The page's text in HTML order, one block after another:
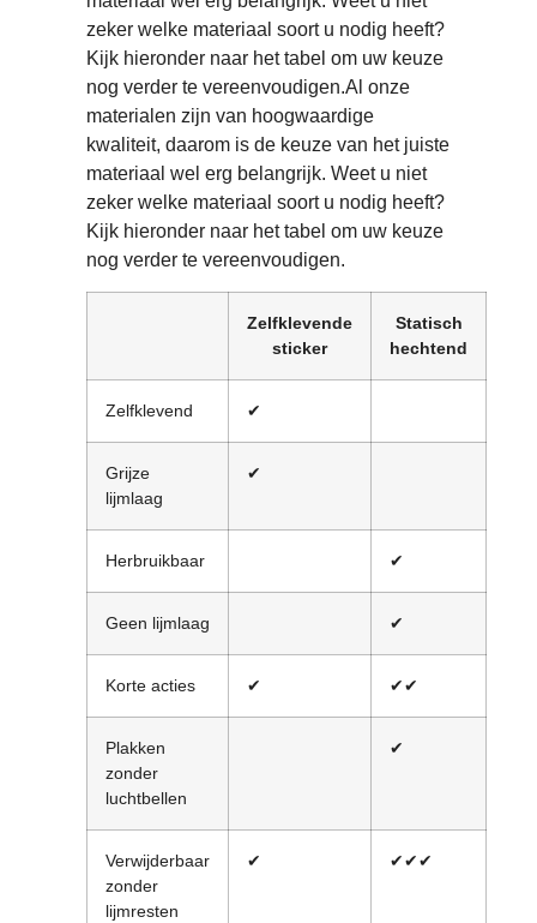
zeker welke materiaal soort u nodig heeft?
Kijk hieronder naar het tabel om uw keuze
nog verder te vereenvoudigen.Al onze
materialen zijn van hoogwaardige
kwaliteit, daarom is de keuze van het juiste
materiaal wel erg belangrijk. Weet u niet
zeker welke materiaal soort u nodig heeft?
Kijk hieronder naar het tabel om uw keuze
nog verder te vereenvoudigen.
Zelfklevende
sticker
Statisch
hechtend
Zelfklevend ✔
Grijze
lijmlaag
✔
Herbruikbaar ✔
Geen lijmlaag ✔
Korte acties ✔ ✔✔
Plakken
zonder
luchtbellen
✔
Verwijderbaar
zonder
lijmresten
✔ ✔✔✔